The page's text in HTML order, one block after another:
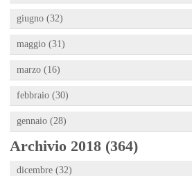
giugno (32)
maggio (31)
marzo (16)
febbraio (30)
gennaio (28)
Archivio 2018 (364)
dicembre (32)